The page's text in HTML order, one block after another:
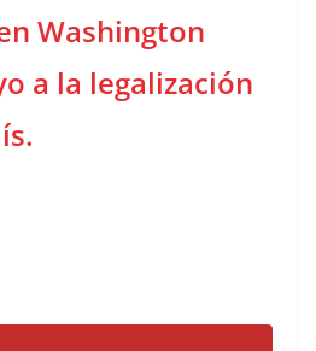
Washington
a la legalización